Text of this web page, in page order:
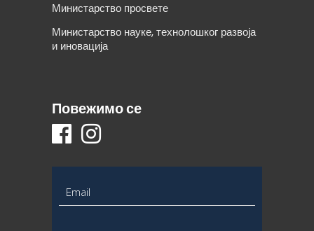
Министарство просвете
Министарство науке, технолошког развоја
и иновација
Повежимо се